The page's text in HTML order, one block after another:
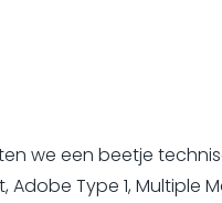
we een beetje
Type 1, Multiple